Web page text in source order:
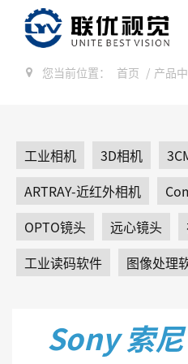
您当前位置： 首页 / 产品
工业相机 3D相机
ARTRAY-近红外相机
OPTO镜头
远心镜头
工业读码软件
图像处理
Sony 索